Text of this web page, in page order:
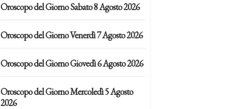
Oroscopo del Giorno Sabato 8 Agosto 2026
Oroscopo del Giorno Venerdì 7 Agosto 2026
Oroscopo del Giorno Giovedì 6 Agosto 2026
Oroscopo del Giorno Mercoledì 5 Agosto
2026